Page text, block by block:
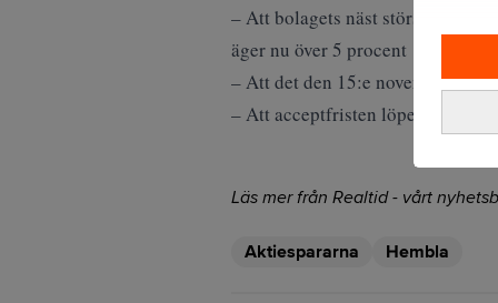
– Att bolagets näst största
äger nu över 5 procent av bolaget.
– Att det den 15:e november
– Att acceptfristen löper ut den 9
Läs mer från Realtid - vårt
Aktiespararna Hembla